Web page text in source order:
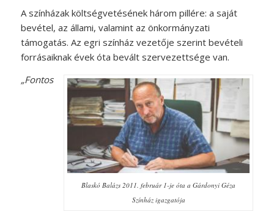
A színházak költségvetésének három pillére: a saját
bevétel, az állami, valamint az önkormányzati
támogatás. Az egri színház vezetője szerint bevételi
forrásaiknak évek óta bevált szervezettsége van.
Blaskó Balázs 2011. február 1-je óta a Gárdonyi Géza
Színház igazgatója
„Fontos